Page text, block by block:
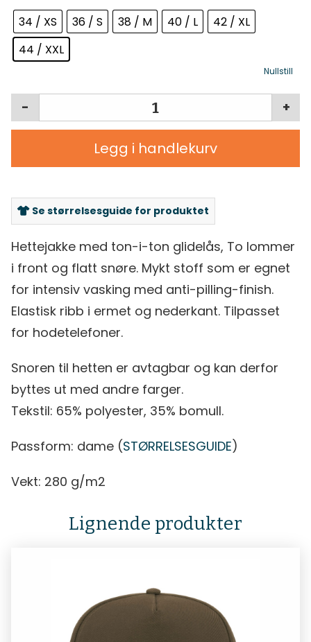
34 / XS 36 / S 38 / M 40 / L
42 / XL
44 / XXL
Nullstill
+
-
Legg i handlekurv
Se størrelsesguide for produktet
Hettejakke med ton-i-ton glidelås, To lommer
i front og flatt snøre. Mykt stoff som er egnet
for intensiv vasking med anti-pilling-finish.
Elastisk ribb i ermet og nederkant. Tilpasset
for hodetelefoner.
Snoren til hetten er avtagbar og kan derfor
byttes ut med andre farger.
Tekstil: 65% polyester, 35% bomull.
Passform: dame (STØRRELSESGUIDE)
Vekt: 280 g/m2
Lignende produkter